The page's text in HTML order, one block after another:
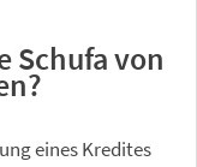
Schufa von
eines Kredites